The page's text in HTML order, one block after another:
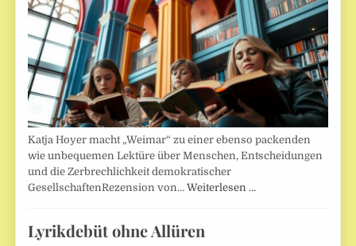
Katja Hoyer macht „Weimar“ zu einer ebenso packenden
wie unbequemen Lektüre über Menschen, Entscheidungen
und die Zerbrechlichkeit demokratischer
GesellschaftenRezension von…Weiterlesen …
Lyrikdebüt ohne Allüren